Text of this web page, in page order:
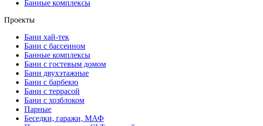
Банные комплексы
Проекты
Бани хай-тек
Бани с бассеином
Банные комплексы
Бани с гостевым домом
Бани двухэтажные
Бани с барбекю
Бани с террасой
Бани с хозблоком
Парные
Беседки, гаражи, МАФ